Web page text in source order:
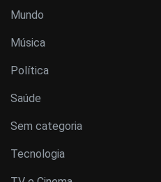
Mundo
Música
Política
Saúde
Sem categoria
Tecnologia